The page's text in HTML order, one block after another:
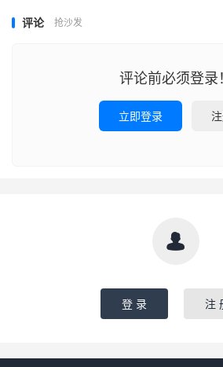
评论 抢沙发
评论前必须登录
立即登录

登 录 注